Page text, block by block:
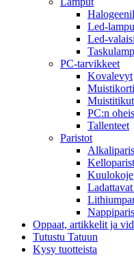
Led-
Led-
PC-tarvikkeet
Kovalevyt
Muistitikut
PC:n
Tallenteet
Paristot
Oppaat, artikkelit ja
Tutustu Tatuun
Kysy tuotteista